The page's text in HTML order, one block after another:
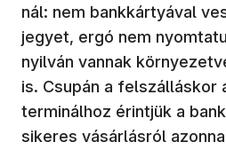
nál: nem bankkártyával
jegyet, ergó nem
nyilván vannak
is. Csupán a felszálláskor
terminálhoz érintjük a
sikeres vásárlásról